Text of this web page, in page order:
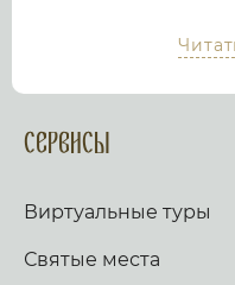
мы дадим людям
храм или дольмен
помощь в
упокой в
вопросом. Письма
Благодатным
Сервисы
Виртуальные туры
Святые места